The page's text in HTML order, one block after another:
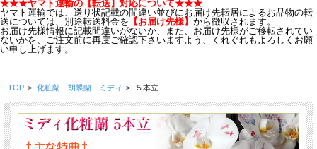
★★★ヤマト運輸の【転送】 対応について★★★
ヤマト運輸では、送り状記載の間違い並びにお届け先転居によるお品物の転
送については、別途転送料金を 【お届け先様】 から徴収されます。
お届け先様情報に記載間違いがないか、また、お届け先様がご移転されてい
ないかを、ご注文前に再度ご確認下さいますよう、くれぐれもよろしくお願
い申し上げます。
TOP > 化粧蘭 胡蝶蘭 ミディ > ５本立